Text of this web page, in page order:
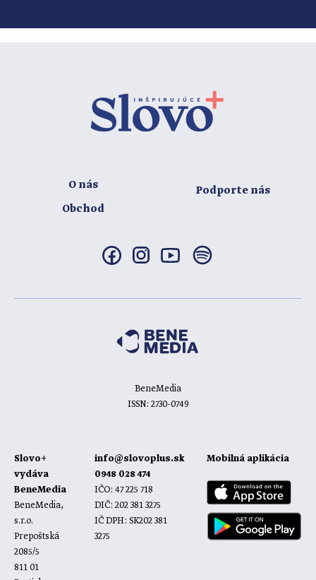
O nás
Obchod
Podporte nás
BeneMedia
ISSN: 2730-0749
Slovo+
vydáva
BeneMedia
BeneMedia,
s.r.o.
Prepoštská
2085/5
811 01
info@slovoplus.sk
0948 028 474
IČO: 47 225 718
DIČ: 202 381 3275
IČ DPH: SK202 381
3275
Mobilná aplikácia